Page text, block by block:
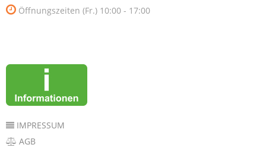
Öffnungszeiten (Fr.) 10:00 - 17:00
IMPRESSUM
AGB